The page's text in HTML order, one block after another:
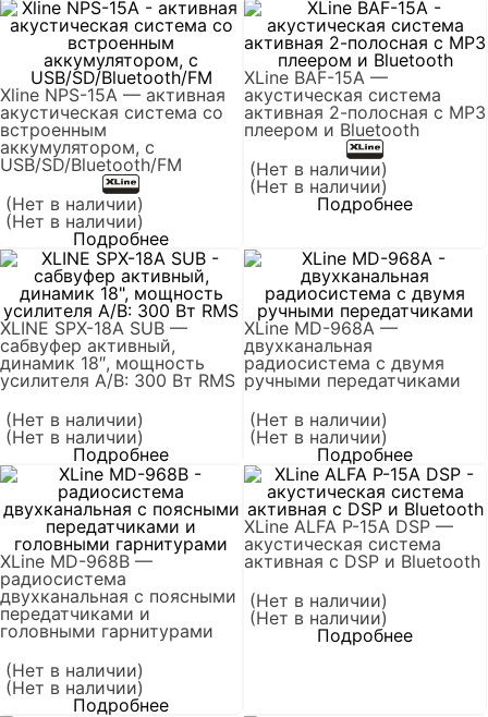
Xline NPS-15A — активная
акустическая система со
встроенным
аккумулятором, с
USB/SD/Bluetooth/FM
(Нет в наличии)
(Нет в наличии)
Подробнее
XLine BAF-15A —
акустическая система
активная 2-полосная с MP3
плеером и Bluetooth
(Нет в наличии)
(Нет в наличии)
Подробнее
XLINE SPX-18A SUB —
сабвуфер активный,
динамик 18″, мощность
усилителя A/B: 300 Вт RMS
(Нет в наличии)
(Нет в наличии)
Подробнее
XLine MD-968A —
двухканальная
радиосистема с двумя
ручными передатчиками
(Нет в наличии)
(Нет в наличии)
Подробнее
XLine MD-968B —
радиосистема
двухканальная c поясными
передатчиками и
головными гарнитурами
(Нет в наличии)
(Нет в наличии)
Подробнее
XLine ALFA P-15A DSP —
акустическая система
активная с DSP и Bluetooth
(Нет в наличии)
(Нет в наличии)
Подробнее